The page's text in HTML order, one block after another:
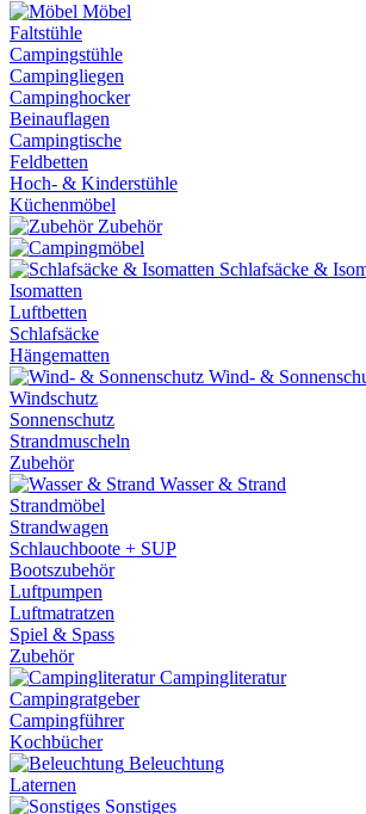
Möbel
Faltstühle
Campingstühle
Campingliegen
Campinghocker
Beinauflagen
Campingtische
Feldbetten
Hoch- & Kinderstühle
Küchenmöbel
Zubehör
Schlafsäcke &
Isomatten
Luftbetten
Schlafsäcke
Hängematten
Wind- &
Windschutz
Sonnenschutz
Strandmuscheln
Zubehör
Wasser & Strand
Strandmöbel
Strandwagen
Schlauchboote + SUP
Bootszubehör
Luftpumpen
Luftmatratzen
Spiel & Spass
Zubehör
Campingliteratur
Campingratgeber
Campingführer
Kochbücher
Beleuchtung
Laternen
Sonstiges